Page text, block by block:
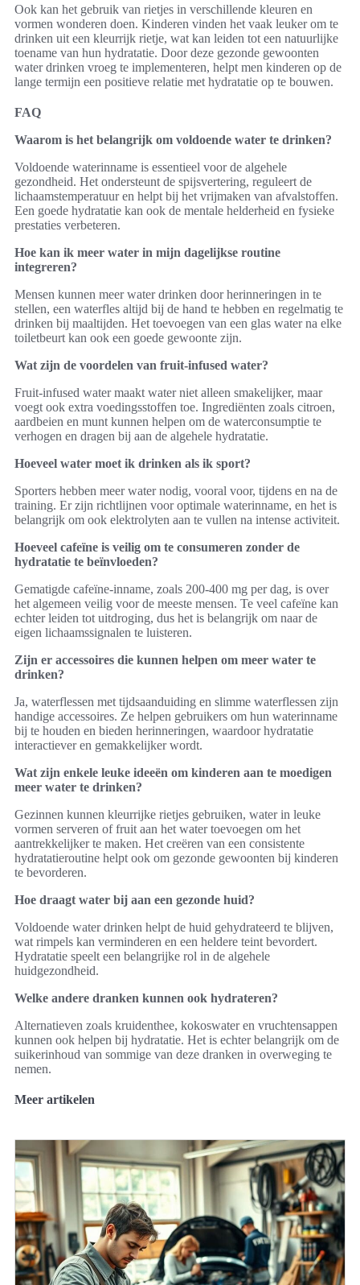
Ook kan het gebruik van rietjes in verschillende kleuren en
vormen wonderen doen. Kinderen vinden het vaak leuker om te
drinken uit een kleurrijk rietje, wat kan leiden tot een natuurlijke
toename van hun hydratatie. Door deze gezonde gewoonten
water drinken vroeg te implementeren, helpt men kinderen op de
lange termijn een positieve relatie met hydratatie op te bouwen.
FAQ
Waarom is het belangrijk om voldoende water te drinken?
Voldoende waterinname is essentieel voor de algehele
gezondheid. Het ondersteunt de spijsvertering, reguleert de
lichaamstemperatuur en helpt bij het vrijmaken van afvalstoffen.
Een goede hydratatie kan ook de mentale helderheid en fysieke
prestaties verbeteren.
Hoe kan ik meer water in mijn dagelijkse routine
integreren?
Mensen kunnen meer water drinken door herinneringen in te
stellen, een waterfles altijd bij de hand te hebben en regelmatig te
drinken bij maaltijden. Het toevoegen van een glas water na elke
toiletbeurt kan ook een goede gewoonte zijn.
Wat zijn de voordelen van fruit-infused water?
Fruit-infused water maakt water niet alleen smakelijker, maar
voegt ook extra voedingsstoffen toe. Ingrediënten zoals citroen,
aardbeien en munt kunnen helpen om de waterconsumptie te
verhogen en dragen bij aan de algehele hydratatie.
Hoeveel water moet ik drinken als ik sport?
Sporters hebben meer water nodig, vooral voor, tijdens en na de
training. Er zijn richtlijnen voor optimale waterinname, en het is
belangrijk om ook elektrolyten aan te vullen na intense activiteit.
Hoeveel cafeïne is veilig om te consumeren zonder de
hydratatie te beïnvloeden?
Gematigde cafeïne-inname, zoals 200-400 mg per dag, is over
het algemeen veilig voor de meeste mensen. Te veel cafeïne kan
echter leiden tot uitdroging, dus het is belangrijk om naar de
eigen lichaamssignalen te luisteren.
Zijn er accessoires die kunnen helpen om meer water te
drinken?
Ja, waterflessen met tijdsaanduiding en slimme waterflessen zijn
handige accessoires. Ze helpen gebruikers om hun waterinname
bij te houden en bieden herinneringen, waardoor hydratatie
interactiever en gemakkelijker wordt.
Wat zijn enkele leuke ideeën om kinderen aan te moedigen
meer water te drinken?
Gezinnen kunnen kleurrijke rietjes gebruiken, water in leuke
vormen serveren of fruit aan het water toevoegen om het
aantrekkelijker te maken. Het creëren van een consistente
hydratatieroutine helpt ook om gezonde gewoonten bij kinderen
te bevorderen.
Hoe draagt water bij aan een gezonde huid?
Voldoende water drinken helpt de huid gehydrateerd te blijven,
wat rimpels kan verminderen en een heldere teint bevordert.
Hydratatie speelt een belangrijke rol in de algehele
huidgezondheid.
Welke andere dranken kunnen ook hydrateren?
Alternatieven zoals kruidenthee, kokoswater en vruchtensappen
kunnen ook helpen bij hydratatie. Het is echter belangrijk om de
suikerinhoud van sommige van deze dranken in overweging te
nemen.
Meer artikelen